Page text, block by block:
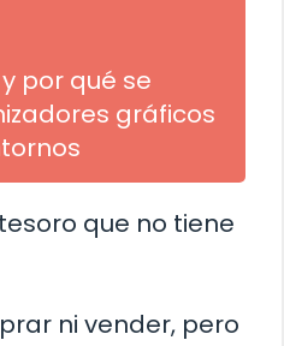
por qué se
gráficos
que no tiene
ni vender, pero